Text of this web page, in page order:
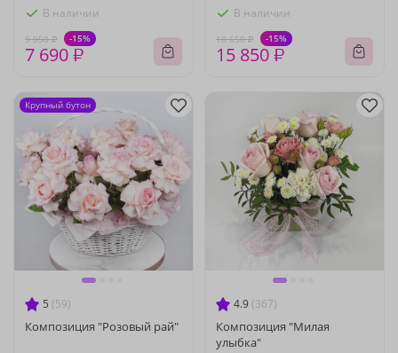
В наличии
9 050 ₽ -15%
7 690 ₽
В наличии
18 650 ₽ -15%
15 850 ₽
5 (59)
Композиция "Розовый рай"
Крупный бутон
4.9 (367)
Композиция "Милая
улыбка"